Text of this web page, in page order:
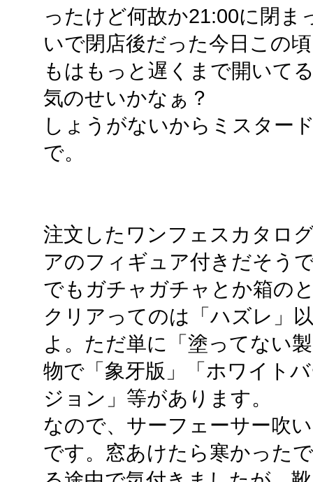
ったけど何故か21:00に閉ま
いで閉店後だった今日この
もはもっと遅くまで開いて
気のせいかなぁ？
しょうがないからミスター
で。
注文したワンフェスカタロ
アのフィギュア付きだそう
でもガチャガチャとか箱の
クリアってのは「ハズレ」
よ。ただ単に「塗ってない
物で「象牙版」「ホワイト
ジョン」等があります。
なので、サーフェーサー吹
です。窓あけたら寒かった